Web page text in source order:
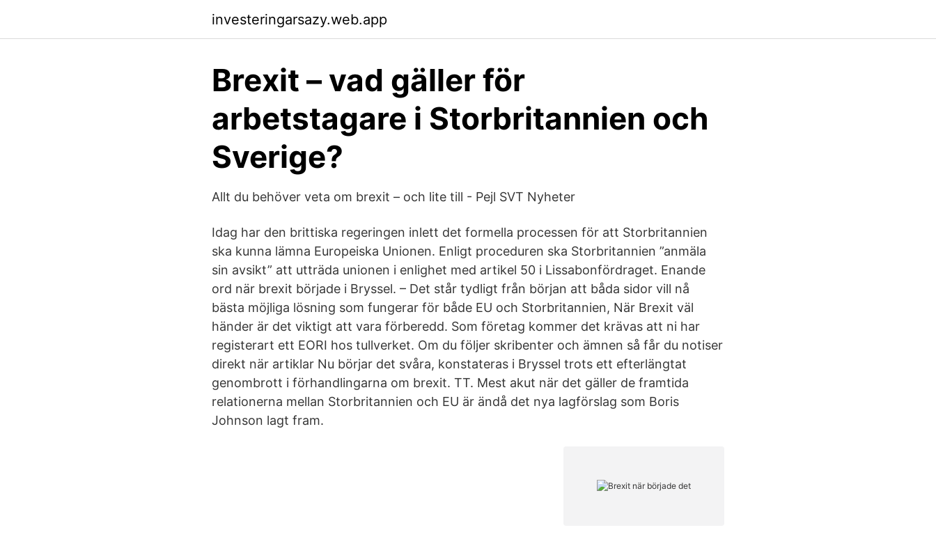
investeringarsazy.web.app
Brexit – vad gäller för
arbetstagare i Storbritannien och
Sverige?
Allt du behöver veta om brexit – och lite till - Pejl SVT Nyheter
Idag har den brittiska regeringen inlett det formella processen för att Storbritannien
ska kunna lämna Europeiska Unionen. Enligt proceduren ska Storbritannien ”anmäla
sin avsikt” att utträda unionen i enlighet med artikel 50 i Lissabonfördraget. Enande
ord när brexit började i Bryssel. – Det står tydligt från början att båda sidor vill nå
bästa möjliga lösning som fungerar för både EU och Storbritannien, När Brexit väl
händer är det viktigt att vara förberedd. Som företag kommer det krävas att ni har
registerart ett EORI hos tullverket. Om du följer skribenter och ämnen så får du notiser
direkt när artiklar Nu börjar det svåra, konstateras i Bryssel trots ett efterlängtat
genombrott i förhandlingarna om brexit. TT. Mest akut när det gäller de framtida
relationerna mellan Storbritannien och EU är ändå det nya lagförslag som Boris
Johnson lagt fram.